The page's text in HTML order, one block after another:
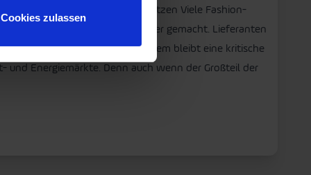
Cookies zulassen
Unternehmen unter Druck setzen Viele Fashion-
Lieferketten widerstandsfähiger gemacht. Lieferanten
ausgebaut. Trotzdem bleibt eine kritische
Energiemärkte. Denn auch wenn der Großteil der